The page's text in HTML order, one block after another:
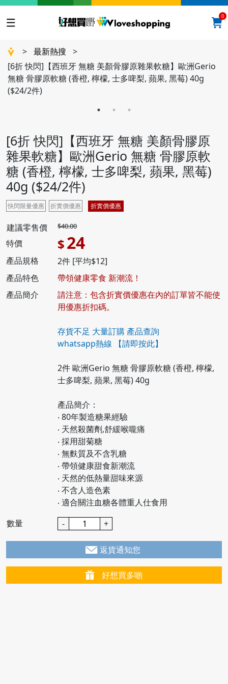
0
> 最新熱搜
>
[6折 快閃]【西班牙 無糖 美顏骨膠原雜果軟糖】歐洲Gerio
無糖 骨膠原軟糖 (香橙, 檸檬, 士多啤梨, 蘋果, 黑莓) 40g
($24/2件)
[6折 快閃]【西班牙 無糖 美顏骨膠原
雜果軟糖】歐洲Gerio 無糖 骨膠原軟
糖 (香橙, 檸檬, 士多啤梨, 蘋果, 黑莓)
40g ($24/2件)
快閃限量優惠 折實價優惠 折實價優惠
建議零售價 $40.00
特價 $24
產品規格
2件 [平均$12]
產品特色
帶領健康零食 新潮流！
產品簡介
請注意：包含折實價優惠在內的訂單皆不能使
用優惠折扣碼。
存貨不足 大量訂購 產品查詢
whatsapp熱線
【請即按此】
2件 歐洲Gerio 無糖 骨膠原軟糖 (香橙, 檸檬,
士多啤梨, 蘋果, 黑莓) 40g
產品簡介：
‧ 80年製造糖果經驗
‧ 天然殺菌劑,舒緩喉嚨痛
‧ 採用甜菊糖
‧ 無麩質及不含乳糖
‧ 帶領健康甜食新潮流
‧ 天然的低熱量甜味來源
‧ 不含人造色素
‧ 適合關注血糖各體重人仕食用
數量
- +
返貨通知您
好想買多啲